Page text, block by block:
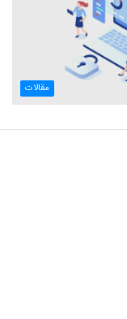
مقالات